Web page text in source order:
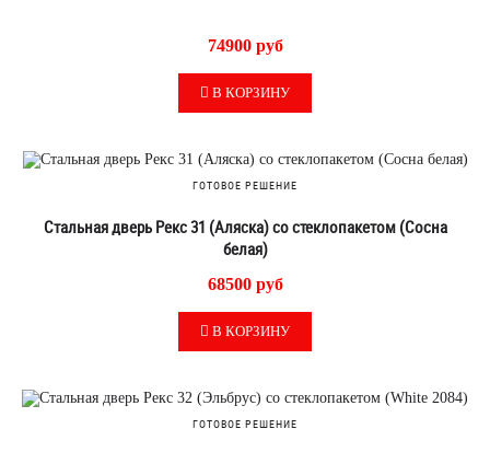
74900 руб
В КОРЗИНУ
ГОТОВОЕ РЕШЕНИЕ
Стальная дверь Рекс 31 (Аляска) со стеклопакетом (Сосна
белая)
68500 руб
В КОРЗИНУ
ГОТОВОЕ РЕШЕНИЕ